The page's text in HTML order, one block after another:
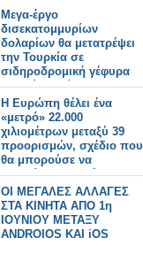
Μεγα-έργο
δισεκατομμυρίων
δολαρίων θα μετατρέψει
την Τουρκία σε
σιδηροδρομική γέφυρα
μεταξύ Ευρώπης και
Ασίας.
Η Ευρώπη θέλει ένα
«μετρό» 22.000
χιλιομέτρων μεταξύ 39
προορισμών, σχέδιο που
θα μπορούσε να
εκτοπίσει τις πτήσεις.
ΟΙ ΜΕΓΑΛΕΣ ΑΛΛΑΓΕΣ
ΣΤΑ ΚΙΝΗΤΑ ΑΠΟ 1η
ΙΟΥΝΙΟΥ ΜΕΤΑΞΥ
ANDROIOS KAI iOS